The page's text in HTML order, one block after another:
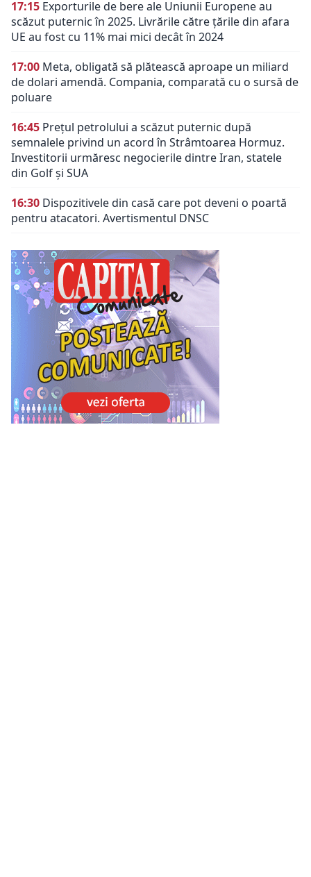
17:15 Exporturile de bere ale Uniunii Europene au
scăzut puternic în 2025. Livrările către țările din afara
UE au fost cu 11% mai mici decât în 2024
17:00 Meta, obligată să plătească aproape un miliard
de dolari amendă. Compania, comparată cu o sursă de
poluare
16:45 Prețul petrolului a scăzut puternic după
semnalele privind un acord în Strâmtoarea Hormuz.
Investitorii urmăresc negocierile dintre Iran, statele
din Golf și SUA
16:30 Dispozitivele din casă care pot deveni o poartă
pentru atacatori. Avertismentul DNSC